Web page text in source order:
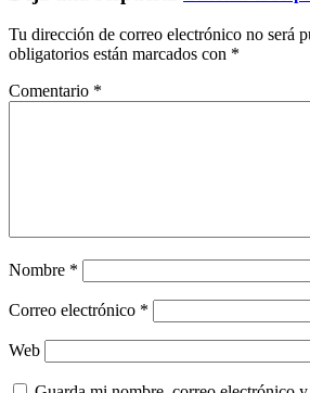
Tu dirección de correo electrónico no será
obligatorios están marcados con *
Comentario *
Nombre *
Correo electrónico *
Web